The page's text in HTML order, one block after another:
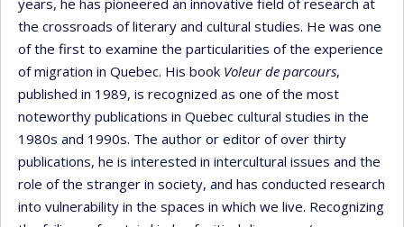
years, he has pioneered an innovative field of research at
the crossroads of literary and cultural studies. He was one
of the first to examine the particularities of the experience
of migration in Quebec. His book Voleur de parcours,
published in 1989, is recognized as one of the most
noteworthy publications in Quebec cultural studies in the
1980s and 1990s. The author or editor of over thirty
publications, he is interested in intercultural issues and the
role of the stranger in society, and has conducted research
into vulnerability in the spaces in which we live. Recognizing